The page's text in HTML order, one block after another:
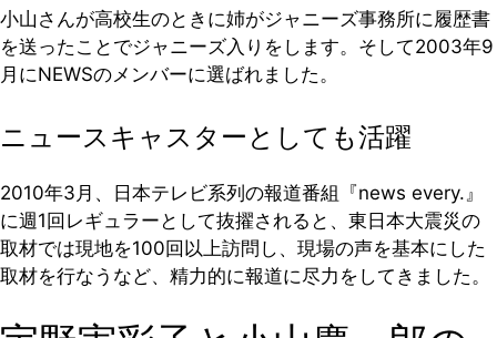
小山さんが高校生のときに姉がジャニーズ事務所に履歴書
を送ったことでジャニーズ入りをします。そして2003年9
月にNEWSのメンバーに選ばれました。
ニュースキャスターとしても活躍
2010年3月、日本テレビ系列の報道番組『news every.』
に週1回レギュラーとして抜擢されると、東日本大震災の
取材では現地を100回以上訪問し、現場の声を基本にした
取材を行なうなど、精力的に報道に尽力をしてきました。